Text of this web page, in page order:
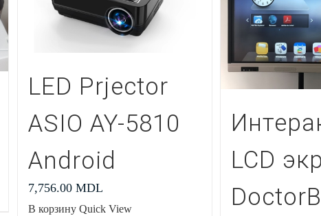
LED Prjector
ASIO AY-5810
Android
7,756.00 MDL
В корзину Quick View
LCD